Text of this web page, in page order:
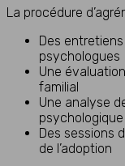
La procédure
Des
psychologues
Une
familial
Une analyse
Des sessions
de l’adoption